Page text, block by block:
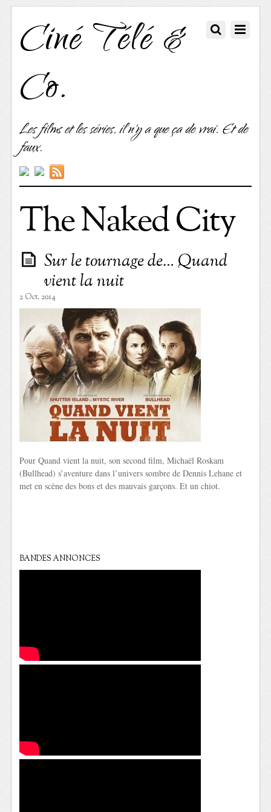
Ciné Télé &
Co.
Les films et les séries, il n'y a que ça de vrai. Et de
faux.
The Naked City
Sur le tournage de… Quand
vient la nuit
2 Oct. 2014
Pour Quand vient la nuit, son second film, Michaël Roskam
(Bullhead) s’aventure dans l’univers sombre de Dennis Lehane et
met en scène des bons et des mauvais garçons. Et un chiot.
BANDES ANNONCES